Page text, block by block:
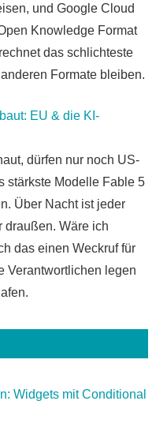
und Google Cloud
Knowledge Format
das schlichteste
Formate bleiben.
EU & die KI-
dürfen nur noch US-
stärkste Modelle Fable 5
Über Nacht ist jeder
draußen. Wäre ich
das einen Weckruf für
Verantwortlichen legen
Widgets mit Conditional